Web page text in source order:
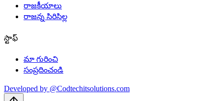
రాజకీయాలు
రాజన్న సిరిసిల్ల
స్టాఫ్
మా గురించి
సంప్రదించండి
Developed by @Codtechitsolutions.com